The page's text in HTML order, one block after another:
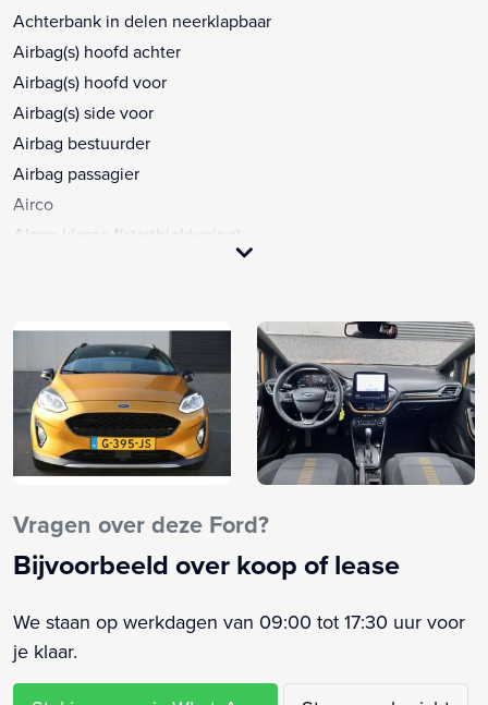
Achterbank in delen neerklapbaar
Airbag(s) hoofd achter
Airbag(s) hoofd voor
Airbag(s) side voor
Airbag bestuurder
Airbag passagier
Airco
Alarm klasse 1(startblokkering)
Apple Carplay/Android Auto
Audio installatie premium
Autonomous Emergency Braking
Bandenspanningscontrolesysteem
Bestuurdersstoel in hoogte verstelbaar
Binnenspiegel automatisch dimmend
Boordcomputer
Bots waarschuwing systeem
Buitenspiegels elektrisch verstelbaar
Buitenspiegels in carrosseriekleur
Buitenspiegels verwarmbaar
Vragen over deze Ford?
Bijvoorbeeld over koop of lease
We staan op werkdagen van 09:00 tot 17:30 uur voor
je klaar.